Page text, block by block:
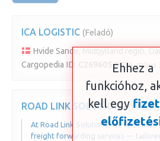
ICA LOGISTIC (Feladó)
Hvide Sande, Midtjylland régió,
Cargopedia ID:
(2026. május
ROAD LINK SOLUTIONS (Feladó)
At Road Link Solutions, we
freight forwarding services —
Ehhez a
funkcióhoz,
kell egy